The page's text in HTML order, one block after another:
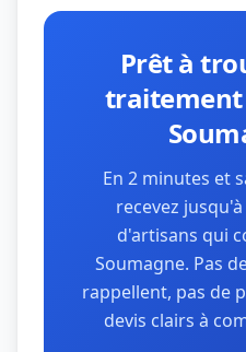
Prêt à
En 2 minutes et
recevez
d'artisans qui
Soumagne. Pas
rappellent, pas de
devis clairs à